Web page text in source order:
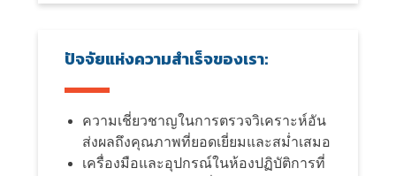
ปัจจัยแห่งความสำเร็จของเรา:
ความเชี่ยวชาญในการตรวจวิเคราะห์อัน
ส่งผลถึงคุณภาพที่ยอดเยี่ยมและสม่ำเสมอ
เครื่องมือและอุปกรณ์ในห้องปฏิบัติการที่